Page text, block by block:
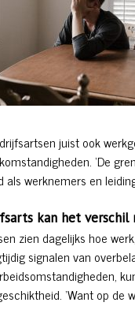
juist ook
‘De
als werknemers en
kan het verschil
zien dagelijks hoe
signalen van
‘Want op de